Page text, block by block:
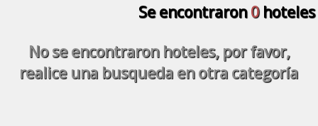
Se encontraron0hoteles
No se encontraron hoteles, por favor,
realice una busqueda en otra categoría